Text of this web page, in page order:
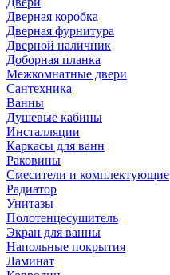
Дверная коробка
Дверная фурнитура
Дверной наличник
Доборная планка
Межкомнатные двери
Сантехника
Ванны
Душевые кабины
Инсталляции
Каркасы для ванн
Раковины
Смесители и комплектующие
Радиатор
Унитазы
Полотенцесушитель
Экран для ванны
Напольные покрытия
Ламинат